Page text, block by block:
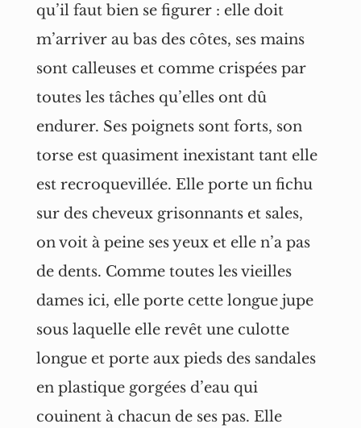
qu’il faut bien se figurer : elle doit
m’arriver au bas des côtes, ses mains
sont calleuses et comme crispées par
toutes les tâches qu’elles ont dû
endurer. Ses poignets sont forts, son
torse est quasiment inexistant tant elle
est recroquevillée. Elle porte un fichu
sur des cheveux grisonnants et sales,
on voit à peine ses yeux et elle n’a pas
de dents. Comme toutes les vieilles
dames ici, elle porte cette longue jupe
sous laquelle elle revêt une culotte
longue et porte aux pieds des sandales
en plastique gorgées d’eau qui
couinent à chacun de ses pas. Elle